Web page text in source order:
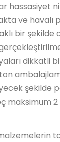
hassasiyet
ve
bir şekilde
dikkatli
şekilde
maksimum